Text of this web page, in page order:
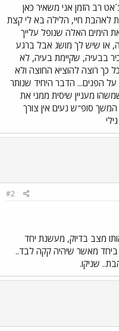
רב הזמן אני משאיר כאן
לאהבת חיי, הלילה בא לי קצת
הימים האלה שנופל עלייך
או שיש לך מושג אבל ברגע
בבעיה, שקיימת בעיה, לא
כך רוצה להוציא החוצה ולא
על הפנים... הדבר היחיד שנותר
מעניין שיסית ממני את
סופ"ש נעים אין צורך
#2
מצב בדיוק, מעשנת יחד
ביחד מאשר שיהיה קקה לבד..
שניקו.